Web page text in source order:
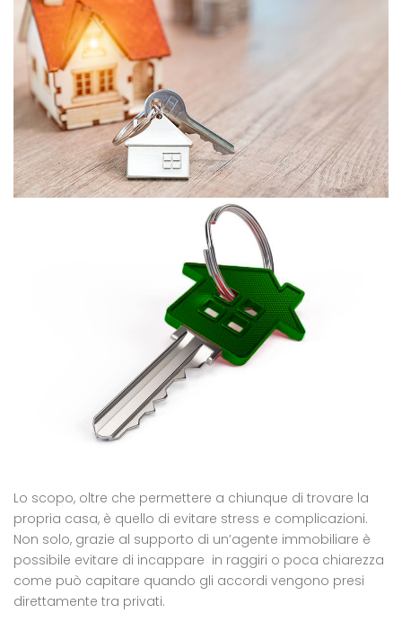
Lo scopo, oltre che permettere a chiunque di trovare la
propria casa, è quello di evitare stress e complicazioni.
Non solo, grazie al supporto di un’agente immobiliare è
possibile evitare di incappare in raggiri o poca chiarezza
come può capitare quando gli accordi vengono presi
direttamente tra privati.